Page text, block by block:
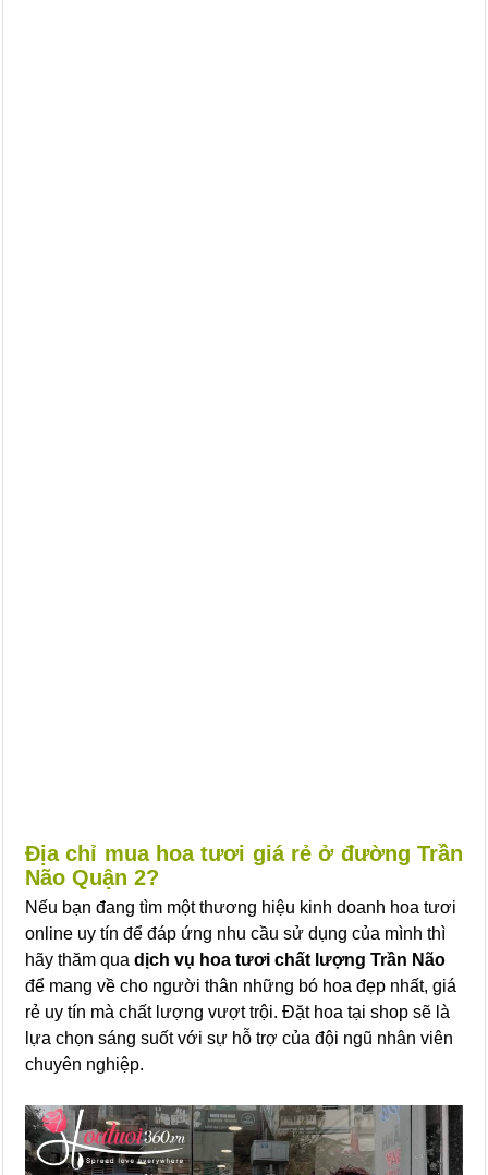
Địa chỉ mua hoa tươi giá rẻ ở đường Trần
Não Quận 2?
Nếu bạn đang tìm một thương hiệu kinh doanh hoa tươi
online uy tín để đáp ứng nhu cầu sử dụng của mình thì
hãy thăm qua dịch vụ hoa tươi chất lượng Trần Não
để mang về cho người thân những bó hoa đẹp nhất, giá
rẻ uy tín mà chất lượng vượt trội. Đặt hoa tại shop sẽ là
lựa chọn sáng suốt với sự hỗ trợ của đội ngũ nhân viên
chuyên nghiệp.